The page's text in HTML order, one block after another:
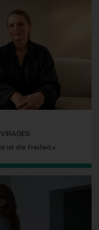
ist die Freiheit.»